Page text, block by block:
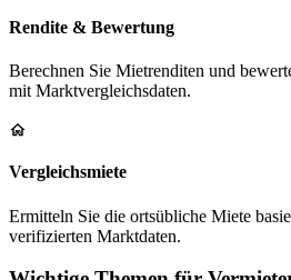
Rendite & Bewertung
Berechnen Sie Mietrenditen und
mit Marktvergleichsdaten.
Vergleichsmiete
Ermitteln Sie die ortsübliche Miete
verifizierten Marktdaten.